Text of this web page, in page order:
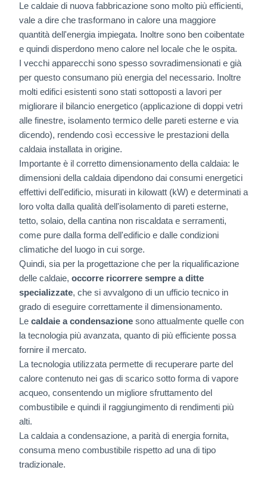
Le caldaie di nuova fabbricazione sono molto più efficienti,
vale a dire che trasformano in calore una maggiore
quantità dell'energia impiegata. Inoltre sono ben coibentate
e quindi disperdono meno calore nel locale che le ospita.
I vecchi apparecchi sono spesso sovradimensionati e già
per questo consumano più energia del necessario. Inoltre
molti edifici esistenti sono stati sottoposti a lavori per
migliorare il bilancio energetico (applicazione di doppi vetri
alle finestre, isolamento termico delle pareti esterne e via
dicendo), rendendo così eccessive le prestazioni della
caldaia installata in origine.
Importante è il corretto dimensionamento della caldaia: le
dimensioni della caldaia dipendono dai consumi energetici
effettivi dell'edificio, misurati in kilowatt (kW) e determinati a
loro volta dalla qualità dell'isolamento di pareti esterne,
tetto, solaio, della cantina non riscaldata e serramenti,
come pure dalla forma dell'edificio e dalle condizioni
climatiche del luogo in cui sorge.
Quindi, sia per la progettazione che per la riqualificazione
delle caldaie, occorre ricorrere sempre a ditte
specializzate, che si avvalgono di un ufficio tecnico in
grado di eseguire correttamente il dimensionamento.
Le caldaie a condensazione sono attualmente quelle con
la tecnologia più avanzata, quanto di più efficiente possa
fornire il mercato.
La tecnologia utilizzata permette di recuperare parte del
calore contenuto nei gas di scarico sotto forma di vapore
acqueo, consentendo un migliore sfruttamento del
combustibile e quindi il raggiungimento di rendimenti più
alti.
La caldaia a condensazione, a parità di energia fornita,
consuma meno combustibile rispetto ad una di tipo
tradizionale.